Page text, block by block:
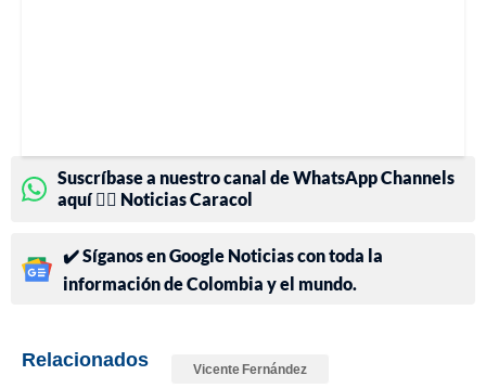
Suscríbase a nuestro canal de WhatsApp Channels
aquí 👉🏻 Noticias Caracol
✔️ Síganos en Google Noticias con toda la
información de Colombia y el mundo.
Relacionados Vicente Fernández